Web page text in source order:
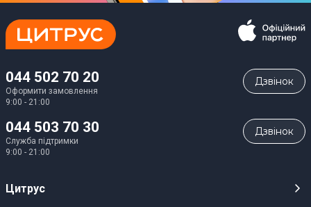
044 502 70 20
Оформити замовлення
9:00 - 21:00
Дзвiнок
044 503 70 30
Служба підтримки
9:00 - 21:00
Дзвiнок
Цитрус